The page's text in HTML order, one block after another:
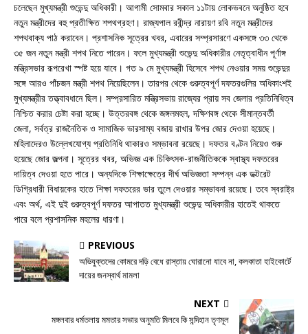
চলেছেন মুখ্যমন্ত্রী শুভেন্দু অধিকারী। আগামী সোমবার সকাল ১১টায় লোকভবনে অনুষ্ঠিত হবে
নতুন মন্ত্রীদের বহু প্রতীক্ষিত শপথগ্রহণ। রাজ্যপাল রবীন্দ্র নারায়ণ রবি নতুন মন্ত্রীদের
শপথবাক্য পাঠ করাবেন। প্রশাসনিক সূত্রের খবর, এবারের সম্প্রসারণে একসঙ্গে ৩৩ থেকে
৩৫ জন নতুন মন্ত্রী শপথ নিতে পারেন। ফলে মুখ্যমন্ত্রী শুভেন্দু অধিকারীর নেতৃত্বাধীন পূর্ণাঙ্গ
মন্ত্রিসভার রূপরেখা স্পষ্ট হয়ে যাবে। গত ৯ মে মুখ্যমন্ত্রী হিসেবে শপথ নেওয়ার সময় শুভেন্দুর
সঙ্গে আরও পাঁচজন মন্ত্রী শপথ নিয়েছিলেন। তারপর থেকে গুরুত্বপূর্ণ দফতরগুলির অধিকাংশই
মুখ্যমন্ত্রীর তত্ত্বাবধানে ছিল। সম্প্রসারিত মন্ত্রিসভায় রাজ্যের প্রায় সব জেলার প্রতিনিধিত্ব
নিশ্চিত করার চেষ্টা করা হচ্ছে। উত্তরবঙ্গ থেকে জঙ্গলমহল, দক্ষিণবঙ্গ থেকে সীমান্তবর্তী
জেলা, সর্বত্র রাজনৈতিক ও সামাজিক ভারসাম্য বজায় রাখার উপর জোর দেওয়া হয়েছে।
মহিলাদেরও উল্লেখযোগ্য প্রতিনিধি থাকারও সম্ভাবনা রয়েছে। দফতর বণ্টন নিয়েও শুরু
হয়েছে জোর জল্পনা। সূত্রের খবর, অভিজ্ঞ এক চিকিৎসক-রাজনীতিককে স্বাস্থ্য দফতরের
দায়িত্ব দেওয়া হতে পারে। অন্যদিকে শিক্ষাক্ষেত্রে দীর্ঘ অভিজ্ঞতা সম্পন্ন এক ডক্টরেট
ডিগ্রিধারী বিধায়কের হাতে শিক্ষা দফতরের ভার তুলে দেওয়ার সম্ভাবনা রয়েছে। তবে স্বরাষ্ট্র
এবং অর্থ, এই দুই গুরুত্বপূর্ণ দফতর আপাতত মুখ্যমন্ত্রী শুভেন্দু অধিকারীর হাতেই থাকতে
পারে বলে প্রশাসনিক মহলের ধারণা।
PREVIOUS
অভিযুক্তদের কোমরে দড়ি বেধে রাস্তায় ঘোরানো যাবে না, কলকাতা হাইকোর্টে
দায়ের জনস্বার্থ মামলা
NEXT
মঙ্গলবার ধর্মতলায় মমতার সভার অনুমতি মিলবে কি সন্দিহান তৃণমূল